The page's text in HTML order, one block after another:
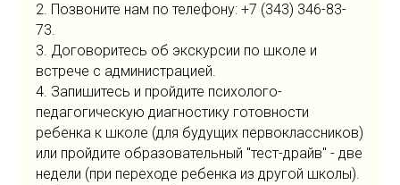
2. Позвоните нам по телефону: +7 (343) 346-83-
73.
3. Договоритесь об экскурсии по школе и
встрече с администрацией.
4. Запишитесь и пройдите психолого-
педагогическую диагностику готовности
ребенка к школе (для будущих первоклассников)
или пройдите образовательный "тест-драйв" - две
недели (при переходе ребенка из другой школы).